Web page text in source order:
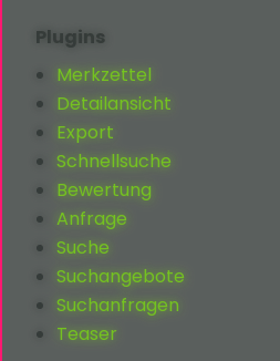
Plugins
Merkzettel
Detailansicht
Export
Schnellsuche
Bewertung
Anfrage
Suche
Suchangebote
Suchanfragen
Teaser